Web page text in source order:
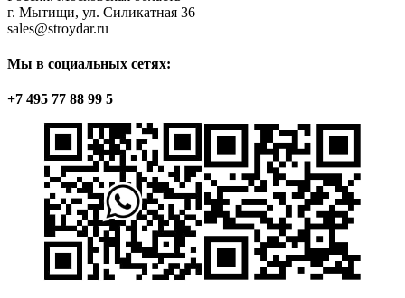
г. Мытищи, ул. Силикатная 36
sales@stroydar.ru
Мы в социальных сетях:
+7 495 77 88 99 5